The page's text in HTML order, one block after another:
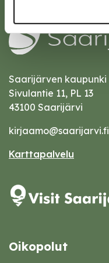
Saarijärven kaupunki
Sivulantie 11, PL 13
43100 Saarijärvi
kirjaamo@saarijarvi.fi
Karttapalvelu
Oikopolut